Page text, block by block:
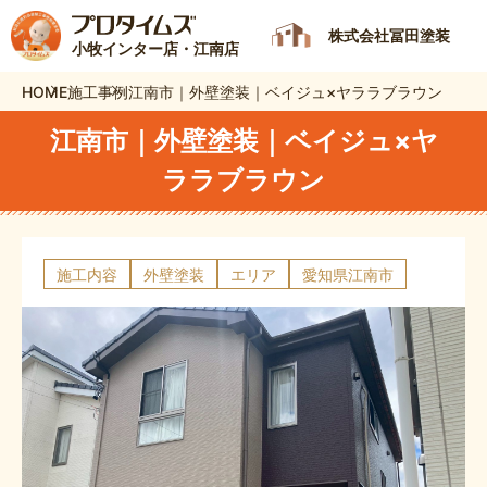
小牧インター店・江南店
株式会社冨田塗装
HOME施工事例江南市｜外壁塗装｜ベイジュ×ヤララブラウン
江南市｜外壁塗装｜ベイジュ×ヤ
ララブラウン
施工内容 外壁塗装 エリア 愛知県江南市